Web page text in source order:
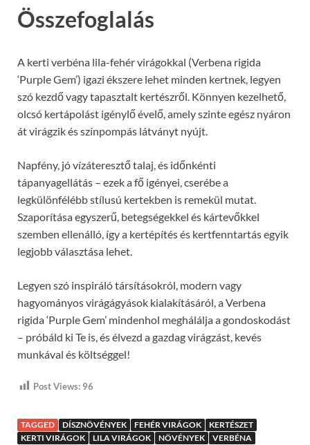
Összefoglalás
A kerti verbéna lila-fehér virágokkal (Verbena rigida
‘Purple Gem’) igazi ékszere lehet minden kertnek, legyen
szó kezdő vagy tapasztalt kertészről. Könnyen kezelhető,
olcsó kertápolást igénylő évelő, amely szinte egész nyáron
át virágzik és színpompás látványt nyújt.
Napfény, jó vízáteresztő talaj, és időnkénti
tápanyagellátás – ezek a fő igényei, cserébe a
legkülönfélébb stílusú kertekben is remekül mutat.
Szaporítása egyszerű, betegségekkel és kártevőkkel
szemben ellenálló, így a kertépítés és kertfenntartás egyik
legjobb választása lehet.
Legyen szó inspiráló társításokról, modern vagy
hagyományos virágágyások kialakításáról, a Verbena
rigida ‘Purple Gem’ mindenhol meghálálja a gondoskodást
– próbáld ki Te is, és élvezd a gazdag virágzást, kevés
munkával és költséggel!
Post Views: 96
TAGGED DÍSZNÖVÉNYEK FEHÉR VIRÁGOK
KERTÉSZET
KERTI VIRÁGOK
LILA VIRÁGOK NÖVÉNYEK
VERBÉNA